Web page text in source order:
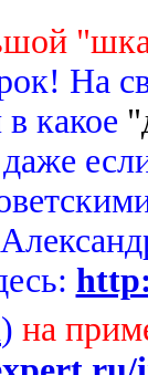
На
какое
) на